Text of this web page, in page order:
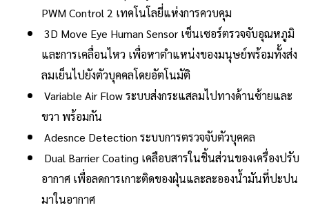
PWM Control 2 เทคโนโลยี่แห่งการควบคุม
3D Move Eye Human Sensor เซ็นเซอร์ตรวจจับอุณหภูมิ
และการเคลื่อนไหว เพื่อหาตำแหน่งของมนุษย์พร้อมทั้งส่ง
ลมเย็นไปยังตัวบุคคลโดยอัตโนมัติ
Variable Air Flow ระบบส่งกระแสลมไปทางด้านซ้ายและ
ขวา พร้อมกัน
Adesnce Detection ระบบการตรวจจับตัวบุคคล
Dual Barrier Coating เคลือบสารในชิ้นส่วนของเครื่องปรับ
อากาศ เพื่อลดการเกาะติดของฝุ่นและละอองน้ำมันที่ปะปน
มาในอากาศ